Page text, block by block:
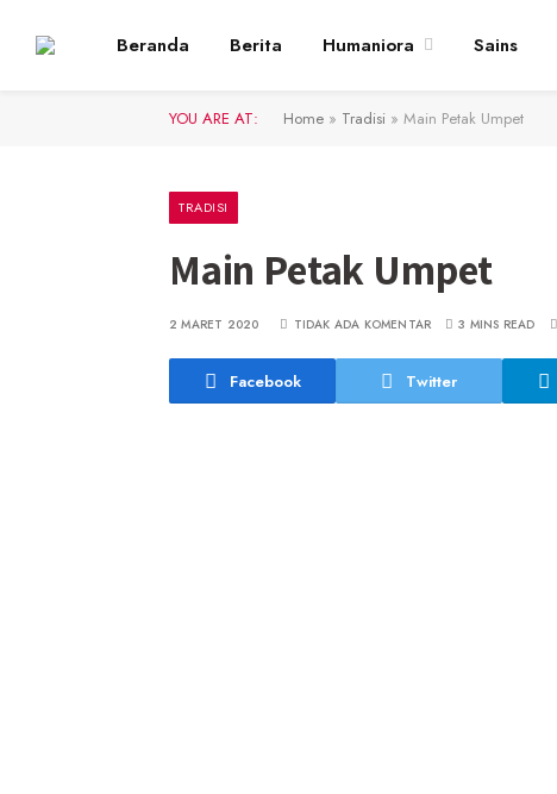
Beranda Berita Humaniora Sains
YOU ARE AT: Home » Tradisi » Main Petak Umpet
TRADISI
Main Petak Umpet
2 MARET 2020 TIDAK ADA KOMENTAR 3 MINS READ
Facebook Twitter